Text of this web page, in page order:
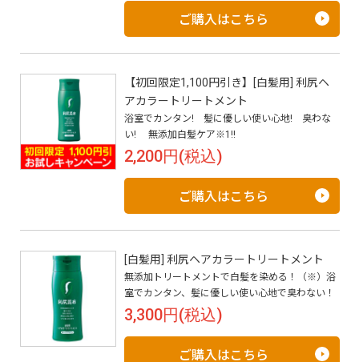
ご購入はこちら
【初回限定1,100円引き】[白髪用] 利尻ヘ
アカラートリートメント
浴室でカンタン! 髪に優しい使い心地! 臭わな
い! 無添加白髪ケア※1!!
2,200円(税込)
ご購入はこちら
[白髪用] 利尻ヘアカラートリートメント
無添加トリートメントで白髪を染める！（※）浴
室でカンタン、髪に優しい使い心地で臭わない！
3,300円(税込)
ご購入はこちら